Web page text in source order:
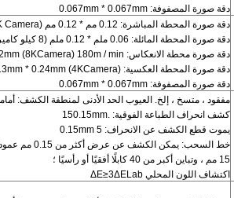
دقة صورة المصفوفة: 0.067mm * 0.067mm
دقة صورة المحطة المباشرة: 0.12 مم * 0.12 مم (4K Camera)
دقة صورة المحطة المائلة: 0.06 ملم * 0.12 ملم (8 كيلو كاميرا)
دقة صورة محطة الانعكاس: 0.06mm * 0.12mm (8KCamera) 180m / min
دقة صورة المحطة العكسية: 0.13mm * 0.24mm (4KCamera)
دقة صورة المصفوفة: 0.067mm * 0.067mm
مفقود ، متسخ ، إلخ. العيوب الحد الأدنى لمنطقة الكشف: أمامي .150.15
كشف انحراف الطباعة الفوقية: .150.15mm
يموت قطع الكشف عن الانحراف: 5 0.15mm
15 مم ، وتباين أكبر من 40 كابلًا أفقيًا أو رأسيًا ؛
اكتشاف اللون المحلي ΔE≥3ΔELab